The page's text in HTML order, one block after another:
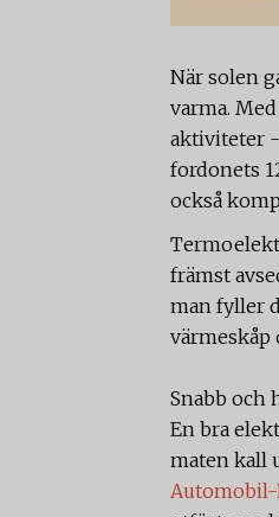
När solen
varma.
aktiviteter -
fordonets
också
främst
man fyller
värmeskåp
Snabb och
En bra
maten kall
Automobil-